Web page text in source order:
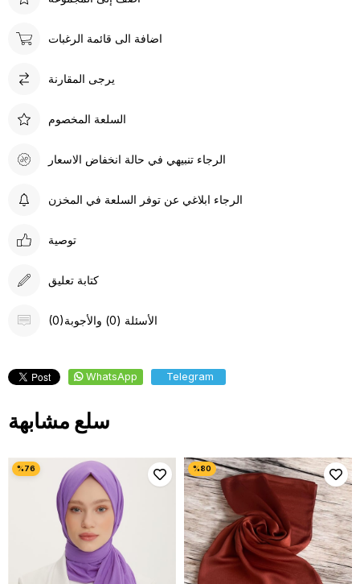
اضافة الى قائمة الرغبات
يرجى المقارنة
السلعة المخصوم
الرجاء تنبيهي في حالة انخفاض الاسعار
الرجاء ابلاغي عن توفر السلعة في المخزن
توصية
كتابة تعليق
(0)الأسئلة (0) والأجوبة
WhatsApp Telegram
سلع مشابهة